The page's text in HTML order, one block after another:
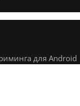
для Android